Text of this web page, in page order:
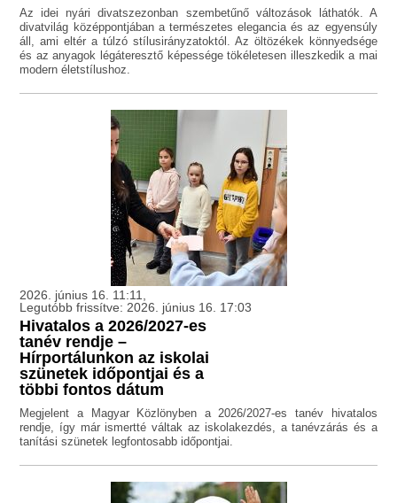
Az idei nyári divatszezonban szembetűnő változások láthatók. A
divatvilág középpontjában a természetes elegancia és az egyensúly
áll, ami eltér a túlzó stílusirányzatoktól. Az öltözékek könnyedsége
és az anyagok légáteresztő képessége tökéletesen illeszkedik a mai
modern életstílushoz.
2026. június 16. 11:11,
Legutóbb frissítve: 2026. június 16. 17:03
Hivatalos a 2026/2027-es
tanév rendje –
Hírportálunkon az iskolai
szünetek időpontjai és a
többi fontos dátum
Megjelent a Magyar Közlönyben a 2026/2027-es tanév hivatalos
rendje, így már ismertté váltak az iskolakezdés, a tanévzárás és a
tanítási szünetek legfontosabb időpontjai.